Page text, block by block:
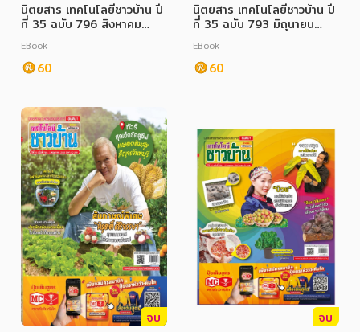
นิตยสาร เทคโนโลยีชาวบ้าน ปี
ที่ 35 ฉบับ 796 สิงหาคม
2566
EBook
60
นิตยสาร เทคโนโลยีชาวบ้าน ปี
ที่ 35 ฉบับ 793 มิถุนายน
2566
EBook
60
จบ
จบ